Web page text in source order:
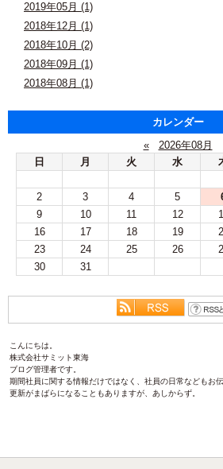
2019年05月 (1)
2018年12月 (1)
2018年10月 (2)
2018年09月 (1)
2018年08月 (1)
カレンダー
«
2026年08月
日
月 火 水
2
3 4 5
9
10 11 12
16
17 18 19
23
24 25 26
30
31
こんにちは。
株式会社サミット東海
ブログ管理者です。
期間社員に関する情報だけではなく、社員の日常などもお
更新がまばらになることもありますが、あしからず。